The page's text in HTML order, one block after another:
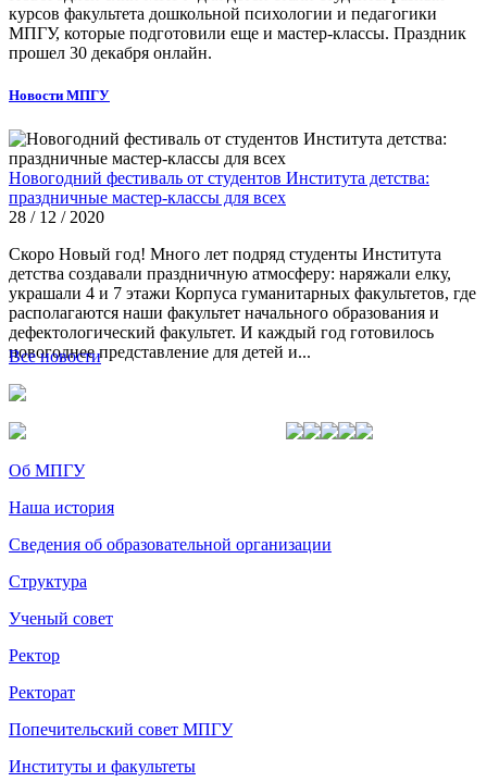
курсов факультета дошкольной психологии и педагогики
МПГУ, которые подготовили еще и мастер-классы. Праздник
прошел 30 декабря онлайн.
Новости МПГУ
Новогодний фестиваль от студентов Института детства:
праздничные мастер-классы для всех
28 / 12 / 2020
Скоро Новый год! Много лет подряд студенты Института
детства создавали праздничную атмосферу: наряжали елку,
украшали 4 и 7 этажи Корпуса гуманитарных факультетов, где
располагаются наши факультет начального образования и
дефектологический факультет. И каждый год готовилось
новогоднее представление для детей и...
Все новости
Об МПГУ
Наша история
Сведения об образовательной организации
Структура
Ученый совет
Ректор
Ректорат
Попечительский совет МПГУ
Институты и факультеты